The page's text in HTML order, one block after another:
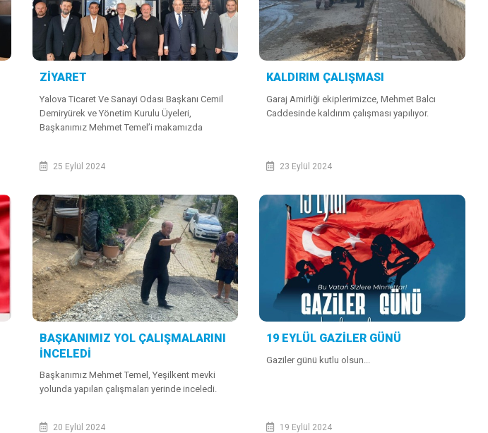
ZİYARET
Yalova Ticaret Ve Sanayi Odası Başkanı Cemil
Demiryürek ve Yönetim Kurulu Üyeleri,
Başkanımız Mehmet Temel’i makamızda
25 Eylül 2024
KALDIRIM ÇALIŞMASI
Garaj Amirliği ekiplerimizce, Mehmet Balcı
Caddesinde kaldırım çalışması yapılıyor.
23 Eylül 2024
BAŞKANIMIZ YOL ÇALIŞMALARINI
İNCELEDİ
Başkanımız Mehmet Temel, Yeşilkent mevki
yolunda yapılan çalışmaları yerinde inceledi.
20 Eylül 2024
19 EYLÜL GAZİLER GÜNÜ
Gaziler günü kutlu olsun...
19 Eylül 2024